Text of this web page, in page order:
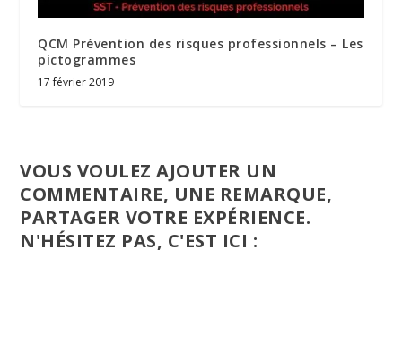
QCM Prévention des risques professionnels – Les
pictogrammes
17 février 2019
VOUS VOULEZ AJOUTER UN
COMMENTAIRE, UNE REMARQUE,
PARTAGER VOTRE EXPÉRIENCE.
N'HÉSITEZ PAS, C'EST ICI :